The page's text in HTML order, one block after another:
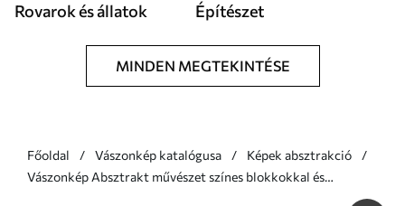
Rovarok és állatok Építészet
MINDEN MEGTEKINTÉSE
Főoldal Vászonkép katalógusa
Képek absztrakció
Vászonkép Absztrakt művészet színes blokkokkal és